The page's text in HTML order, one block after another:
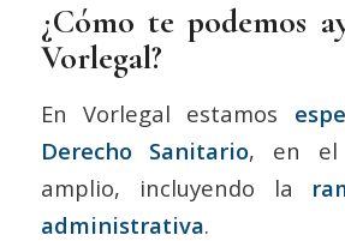
¿Cómo te podemos
Vorlegal?
En Vorlegal estamos
Derecho Sanitario, en el
amplio, incluyendo la
administrativa.